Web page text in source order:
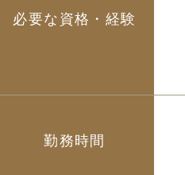
必要な資格・経験
勤務時間